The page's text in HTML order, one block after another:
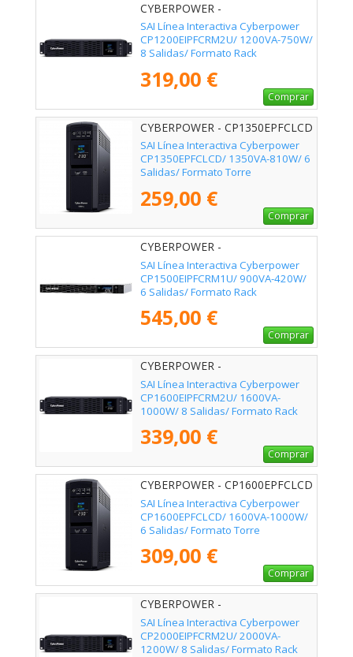
CYBERPOWER -
CP1200EIPFCRM2U
SAI Línea Interactiva Cyberpower
CP1200EIPFCRM2U/ 1200VA-750W/
8 Salidas/ Formato Rack
319,00 €
Comprar
CYBERPOWER - CP1350EPFCLCD
SAI Línea Interactiva Cyberpower
CP1350EPFCLCD/ 1350VA-810W/ 6
Salidas/ Formato Torre
259,00 €
Comprar
CYBERPOWER -
CP1500EIPFCRM1U
SAI Línea Interactiva Cyberpower
CP1500EIPFCRM1U/ 900VA-420W/
6 Salidas/ Formato Rack
545,00 €
Comprar
CYBERPOWER -
CP1600EIPFCRM2U
SAI Línea Interactiva Cyberpower
CP1600EIPFCRM2U/ 1600VA-
1000W/ 8 Salidas/ Formato Rack
339,00 €
Comprar
CYBERPOWER - CP1600EPFCLCD
SAI Línea Interactiva Cyberpower
CP1600EPFCLCD/ 1600VA-1000W/
6 Salidas/ Formato Torre
309,00 €
Comprar
CYBERPOWER -
CP2000EIPFCRM2U
SAI Línea Interactiva Cyberpower
CP2000EIPFCRM2U/ 2000VA-
1200W/ 8 Salidas/ Formato Rack